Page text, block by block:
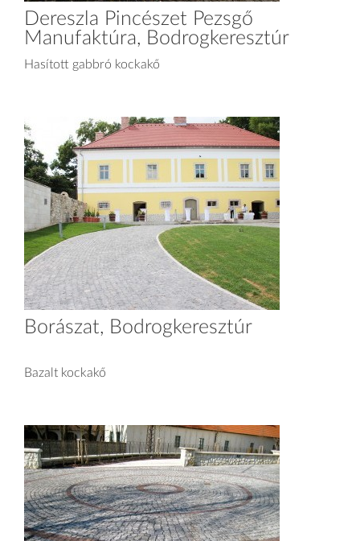
Dereszla Pincészet Pezsgő
Manufaktúra, Bodrogkeresztúr
Hasított gabbró kockakő
Borászat, Bodrogkeresztúr
Bazalt kockakő